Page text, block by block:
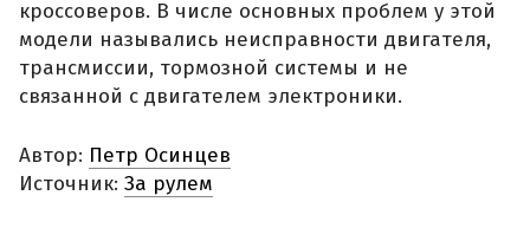
кроссоверов. В числе основных проблем у этой
модели назывались неисправности двигателя,
трансмиссии, тормозной системы и не
связанной с двигателем электроники.
Автор: Петр Осинцев
Источник: За рулем